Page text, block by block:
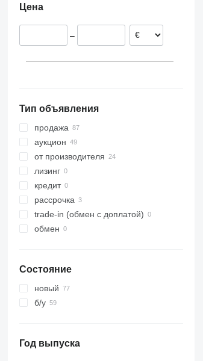
Швеция
Румыния
Цена
–
Тип объявления
продажа
аукцион
от производителя
лизинг
кредит
рассрочка
trade-in (обмен с доплатой)
обмен
Состояние
новый
б/у
Год выпуска